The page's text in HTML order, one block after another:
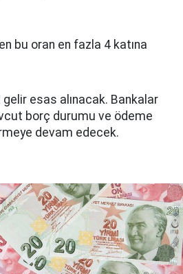
bu oran en fazla 4 katına
esas alınacak. Bankalar
borç durumu ve ödeme
devam edecek.